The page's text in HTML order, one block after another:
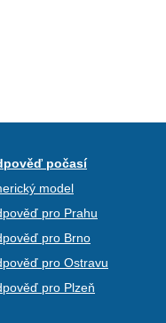
počasí
model
pro Prahu
pro Brno
pro Ostravu
pro Plzeň